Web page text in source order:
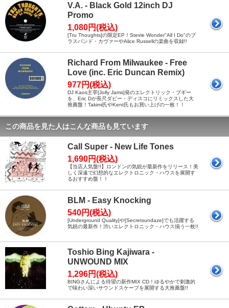
V.A. - Black Gold 12inch DJ
Promo
1,080円(税込)
[Tru Thoughts]の限定EP！Stevie Wonder"All I Do"のブ
ラスバンド・カヴァーやAlice Russellの楽曲を収録!!
Richard From Milwaukee - Free
Love (inc. Eric Duncan Remix)
977円(税込)
DJ Kaos主宰[Jolly Jams]発のエレクトリック・ブギー
を、Eric Dが長尺ダビー・ディスコにリミックスした大
推薦盤！Takimi氏やKent氏もお買い上げの一枚！！
この商品を見た人はこんな商品も見ています
Call Super - New Life Tones
1,690円(税込)
【当店人気盤!!】ロンドンの気鋭が最新作をリリース！美
しく深遠で幻想的なエレクトロニック・ハウスを展開す
るおすすめ盤！！
BLM - Easy Knocking
540円(税込)
[Underground Quality]や[Secretsundaze]でも活躍する
気鋭の最新作！渋いエレクトロニック・ハウス揃う一枚!!
Toshio Bing Kajiwara -
UNWOUND MIX
1,296円(税込)
BINGさんによる待望の新作MIX CD！ゆるやかで刺激的
で味わい深いサウンドスケープを展開する大推薦盤!!